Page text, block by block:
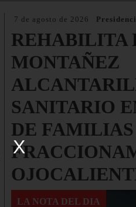
7 de agosto de 2026
REHABILITA
MONTAÑEZ
SANITARIO
DE
LA NOTA DEL DIA
X